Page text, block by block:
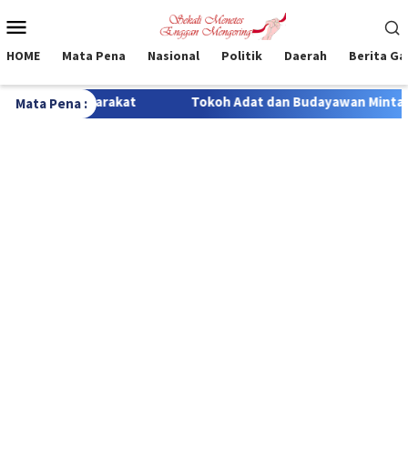
ke
Mobile
HOME Mata Pena Nasional Politik Daerah Berita
Mata Pena :
Adat dan Budayawan Minta Pemerintah, Musik Sasando